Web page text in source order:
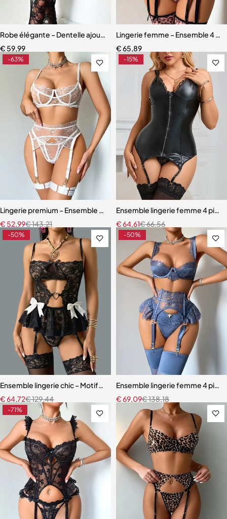
Robe élégante – Dentelle ajourée avec fente haute et effet
€ 59,99
Lingerie femme – Ensemble 4
€65,89
-63%
Lingerie premium – Ensemble en broderie florale avec soutien-
€143,21
€ 52,99
-15%
Ensemble lingerie femme 4
€66,56
€64,61
-50%
Ensemble lingerie chic – Motifs cœur, découpes raffinées et
€129,44
€64,72
-50%
Ensemble lingerie femme 4
€138,18
€69,09
-71%